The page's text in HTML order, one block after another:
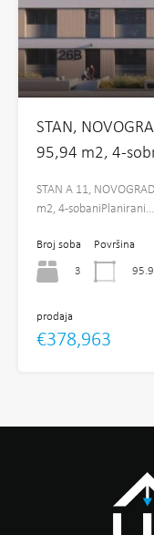
STAN,
95,94 m2, 4-
STAN A 11,
m2, 4-sobaniPlanirani…
Broj soba
3
Površina
prodaja
€378,963